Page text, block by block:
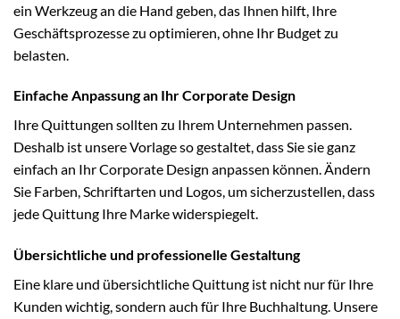
ein Werkzeug an die Hand geben, das Ihnen hilft, Ihre
Geschäftsprozesse zu optimieren, ohne Ihr Budget zu
belasten.
Einfache Anpassung an Ihr Corporate Design
Ihre Quittungen sollten zu Ihrem Unternehmen passen.
Deshalb ist unsere Vorlage so gestaltet, dass Sie sie ganz
einfach an Ihr Corporate Design anpassen können. Ändern
Sie Farben, Schriftarten und Logos, um sicherzustellen, dass
jede Quittung Ihre Marke widerspiegelt.
Übersichtliche und professionelle Gestaltung
Eine klare und übersichtliche Quittung ist nicht nur für Ihre
Kunden wichtig, sondern auch für Ihre Buchhaltung. Unsere